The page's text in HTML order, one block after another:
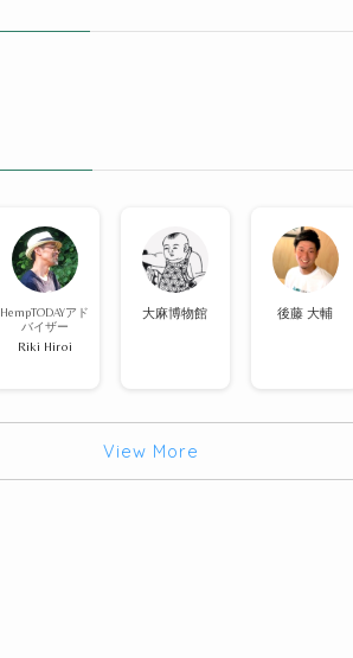
HempTODAYアド
バイザー
Riki Hiroi
大麻博物館 後藤 大輔
View More